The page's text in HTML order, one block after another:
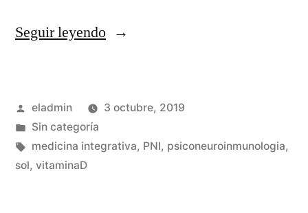
Seguir leyendo«Exposición
Publicado
por
eladmin
3 octubre, 2019
Publicado
en
Sin categoría
Etiquetas:
medicina integrativa, PNI, psiconeuroinmunologia,
sol, vitaminaD